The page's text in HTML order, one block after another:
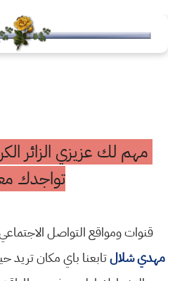
مهم لك عزيزي الزائر
تواجدك
قنوات ومواقع التواصل
مهدي شلالتابعنا باي مكان تريد